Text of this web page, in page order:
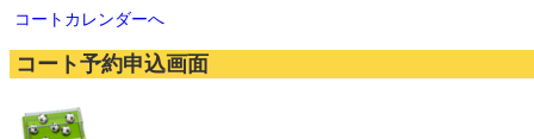
コートカレンダーへ
コート予約申込画面